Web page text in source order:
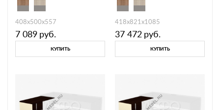
408х500х557
7 089 руб.
КУПИТЬ
418х821х1085
37 472 руб.
КУПИТЬ